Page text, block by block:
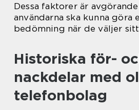
Dessa faktorer är
användarna ska kunna göra
bedömning när de väljer
Historiska för-
nackdelar med
telefonbolag